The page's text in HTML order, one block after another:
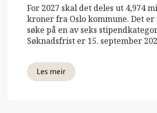
For 2027 skal det deles ut 4,974
kroner fra Oslo kommune. Det er
søke på en av seks
Søknadsfrist er 15. september
Les meir